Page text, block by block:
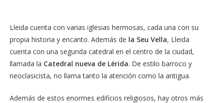
Lleida cuenta con varias iglesias hermosas, cada una con su
propia historia y encanto. Además de la Seu Vella, Lleida
cuenta con una segunda catedral en el centro de la ciudad,
llamada la Catedral nueva de Lérida. De estilo barroco y
neoclasicista, no llama tanto la atención como la antigua.
Además de estos enormes edificios religiosos, hay otros más